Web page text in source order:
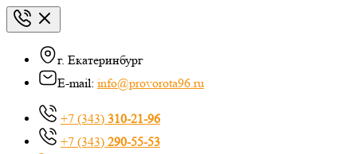
г. Екатеринбург
E-mail: info@provorota96.ru
+7 (343) 310-21-96
+7 (343) 290-55-53